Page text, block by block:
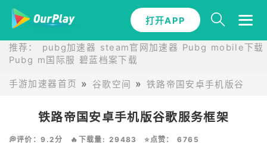
打开APP
推荐： pubg加速器 steam官网加速器 Pubg mobile下载
Pubg m国际服 碧蓝档案下载
手游加速器首页 谷歌空间 铁路帝国安卓手机版谷歌账
铁路帝国安卓手机版谷歌服务框架
💭评价：9.2分 🔥下载量: 29483 ⭐点赞： 6765